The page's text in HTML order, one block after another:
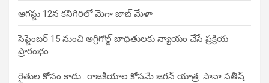
ఆగస్టు 12న కనిగిరిలో మెగా జాబ్ మేళా
సెప్టెంబర్ 15 నుంచి అగ్రిగోల్డ్ బాధితులకు న్యాయం చేసే ప్రక్రియ
ప్రారంభం
రైతుల కోసం కాదు.. రాజకీయాల కోసమే జగన్ యాత్ర: సానా సతీష్